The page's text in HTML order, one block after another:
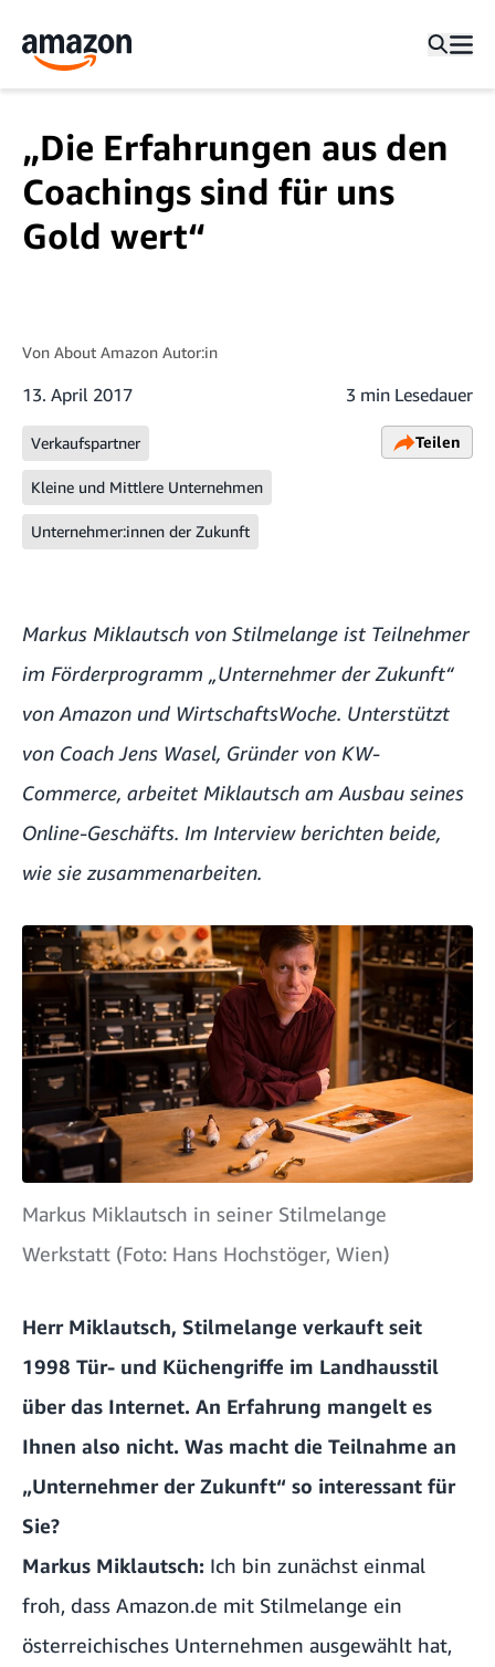
„Die Erfahrungen aus den
Coachings sind für uns
Gold wert“
Von About Amazon Autor:in
13. April 2017 3 min Lesedauer
Verkaufspartner
Kleine und Mittlere Unternehmen
Unternehmer:innen der Zukunft
Teilen
Markus Miklautsch von Stilmelange ist Teilnehmer
im Förderprogramm „Unternehmer der Zukunft“
von Amazon und WirtschaftsWoche. Unterstützt
von Coach Jens Wasel, Gründer von KW-
Commerce, arbeitet Miklautsch am Ausbau seines
Online-Geschäfts. Im Interview berichten beide,
wie sie zusammenarbeiten.
Markus Miklautsch in seiner Stilmelange
Werkstatt (Foto: Hans Hochstöger, Wien)
Herr Miklautsch, Stilmelange verkauft seit
1998 Tür- und Küchengriffe im Landhausstil
über das Internet. An Erfahrung mangelt es
Ihnen also nicht. Was macht die Teilnahme an
„Unternehmer der Zukunft“ so interessant für
Sie?
Markus Miklautsch: Ich bin zunächst einmal
froh, dass Amazon.de mit Stilmelange ein
österreichisches Unternehmen ausgewählt hat,